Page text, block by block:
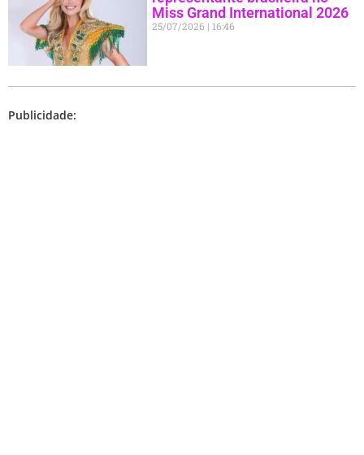
Miss Grand International 2026
25/07/2026 16:46
Publicidade: